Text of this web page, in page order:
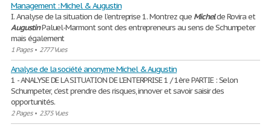
Management : Michel & Augustin
I. Analyse de la situation de l’entreprise 1. Montrez que Michelde Rovira et
AugustinPaluel-Marmont sont des entrepreneurs au sens de Schumpeter
mais également
1 Pages• 2777 Vues
Analyse de la société anonyme Michel & Augustin
1 - ANALYSE DE LA SITUATION DE L’ENTERPRISE 1 / 1ère PARTIE : Selon
Schumpeter, c’est prendre des risques, innover et savoir saisir des
opportunités.
2 Pages• 2375 Vues